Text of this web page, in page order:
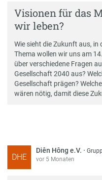
Visionen für das
wir leben?
Wie sieht die Zukunft aus, in
Thema wollen wir uns am
über verschiedene Fragen
Gesellschaft 2040 aus?
Gesellschaft prägen?
wären nötig, damit diese
DHE
Diên Hông e.V. ·
vor 5 Monaten